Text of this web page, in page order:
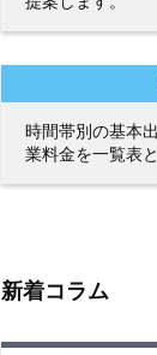
時間帯別の基本
業料金を一覧表
新着コラム